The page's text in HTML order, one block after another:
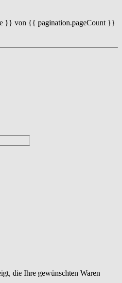
}} von {{ pagination.pageCount }}
die Ihre gewünschten Waren